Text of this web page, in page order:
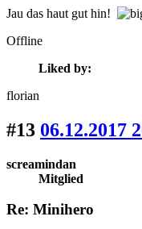
Jau das haut gut hin!
Offline
Liked by:
florian
#13 06.12.2017
screamindan
Mitglied
Re: Minihero